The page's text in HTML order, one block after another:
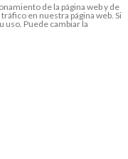
de la página web y de
en nuestra página web. Si
uso. Puede cambiar la